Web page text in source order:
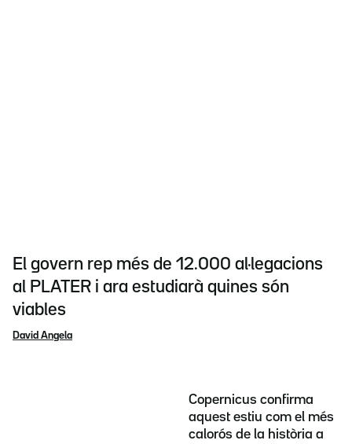
El govern rep més de 12.000 al·legacions
al PLATER i ara estudiarà quines són
viables
David Angela
Copernicus confirma
aquest estiu com el més
calorós de la història a